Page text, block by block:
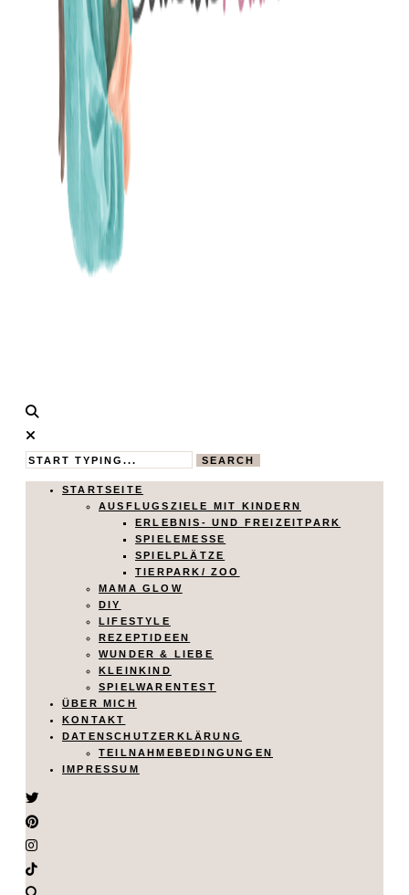
Calistas
Traum
MAMABLOG
SEARCH
STARTSEITE
AUSFLUGSZIELE MIT KINDERN
ERLEBNIS- UND FREIZEITPARK
SPIELEMESSE
SPIELPLÄTZE
TIERPARK/ ZOO
MAMA GLOW
DIY
LIFESTYLE
REZEPTIDEEN
WUNDER & LIEBE
KLEINKIND
SPIELWARENTEST
ÜBER MICH
KONTAKT
DATENSCHUTZERKLÄRUNG
TEILNAHMEBEDINGUNGEN
IMPRESSUM